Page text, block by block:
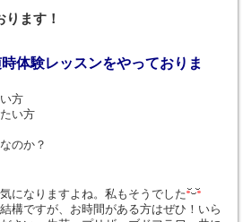
ます！
体験レッスンをやっておりま
方
い方
のか？
になりますよね。私もそうでした
構ですが、お時間がある方はぜひ！いら